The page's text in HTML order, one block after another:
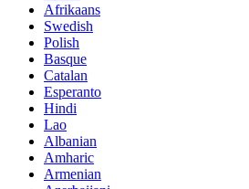
Afrikaans
Swedish
Polish
Basque
Catalan
Esperanto
Hindi
Lao
Albanian
Amharic
Armenian